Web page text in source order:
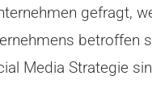
gefragt,
betroffen
Media Strategie